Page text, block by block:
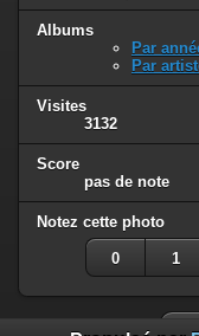
Albums
Par
Par
Visites
3132
Score
pas de note
Notez cette photo
0 1